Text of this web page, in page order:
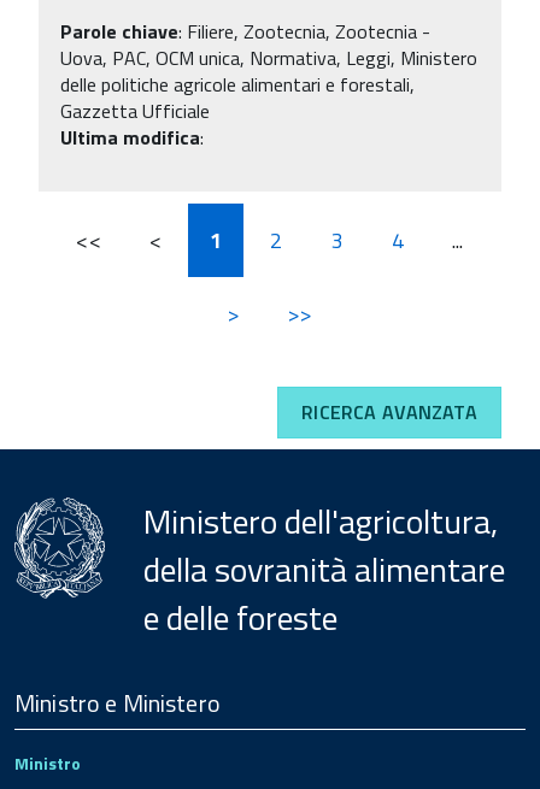
Parole chiave: Filiere, Zootecnia, Zootecnia -
Uova, PAC, OCM unica, Normativa, Leggi, Ministero
delle politiche agricole alimentari e forestali,
Gazzetta Ufficiale
Ultima modifica:
<< < 1 2 3 4 ...
> >>
RICERCA AVANZATA
Ministero dell'agricoltura,
della sovranità alimentare
e delle foreste
Footer
Ministro e Ministero
Ministro